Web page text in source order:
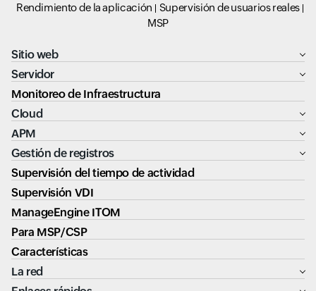
Rendimiento de la aplicación
Supervisión de usuarios reales
MSP
Sitio web
Servidor
Monitoreo de Infraestructura
Cloud
APM
Gestión de registros
Supervisión del tiempo de actividad
Supervisión VDI
ManageEngine ITOM
Para MSP/CSP
Características
La red